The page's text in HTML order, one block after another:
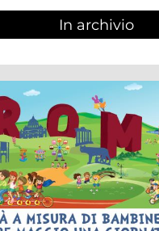
In archivio